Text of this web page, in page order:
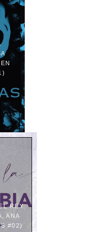
REY
ANA
#02)